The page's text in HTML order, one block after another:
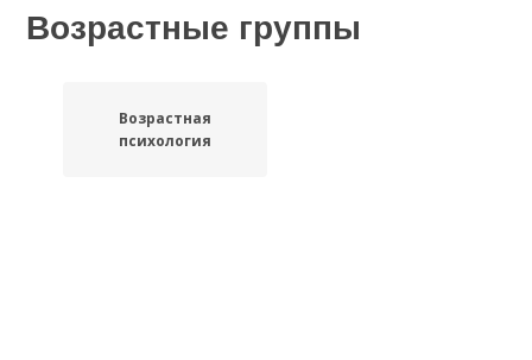
Возрастные группы
Возрастная
психология